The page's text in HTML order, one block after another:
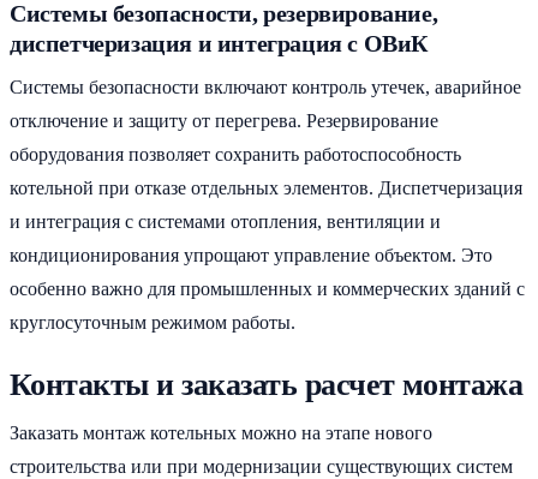
Системы безопасности, резервирование,
диспетчеризация и интеграция с ОВиК
Системы безопасности включают контроль утечек, аварийное
отключение и защиту от перегрева. Резервирование
оборудования позволяет сохранить работоспособность
котельной при отказе отдельных элементов. Диспетчеризация
и интеграция с системами отопления, вентиляции и
кондиционирования упрощают управление объектом. Это
особенно важно для промышленных и коммерческих зданий с
круглосуточным режимом работы.
Контакты и заказать расчет монтажа
Заказать монтаж котельных можно на этапе нового
строительства или при модернизации существующих систем